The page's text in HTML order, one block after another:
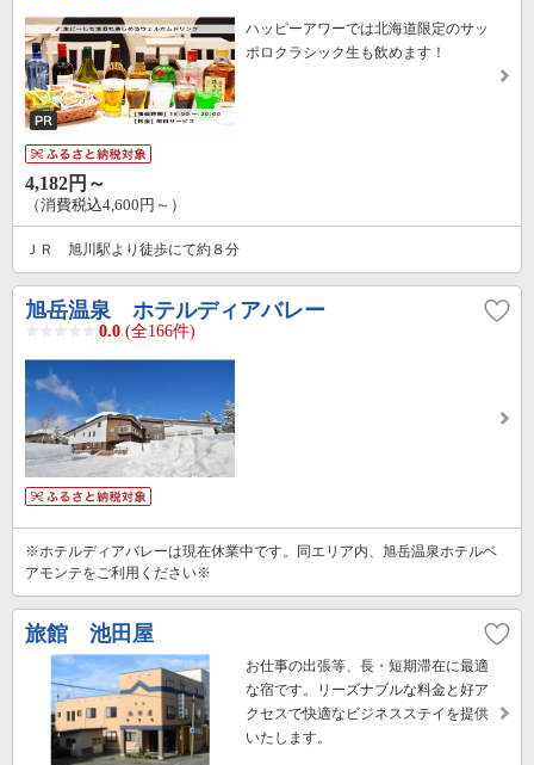
ハッピーアワーでは北海道限定のサッ
ポロクラシック生も飲めます！
4,182円～
（消費税込4,600円～）
ＪＲ 旭川駅より徒歩にて約８分
旭岳温泉 ホテルディアバレー
0.0 (全166件)
※ホテルディアバレーは現在休業中です。同エリア内、旭岳温泉ホテルベ
アモンテをご利用ください※
旅館 池田屋
お仕事の出張等、長・短期滞在に最適
な宿です。リーズナブルな料金と好ア
クセスで快適なビジネスステイを提供
いたします。